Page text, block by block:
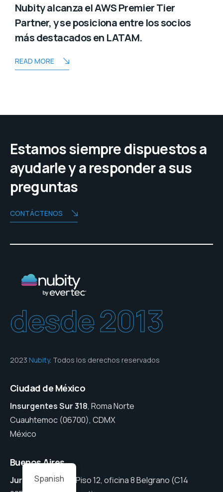
Nubity alcanza el AWS Premier Tier
Partner, y se posiciona entre los socios
más destacados en LATAM.
READ MORE
Estamos siempre dispuestos a
ayudarle y a responder a sus
preguntas
CONTÁCTENOS
desde 2013
2023 Nubity. Todos los derechos reservados
Ciudad de México
Insurgentes Sur 318, Roma Norte
Cuauhtemoc (06700), CDMX
México
Buenos Aires
Juramento 1475
, Piso 12, oficina 8 Belgrano (C14
Spanish